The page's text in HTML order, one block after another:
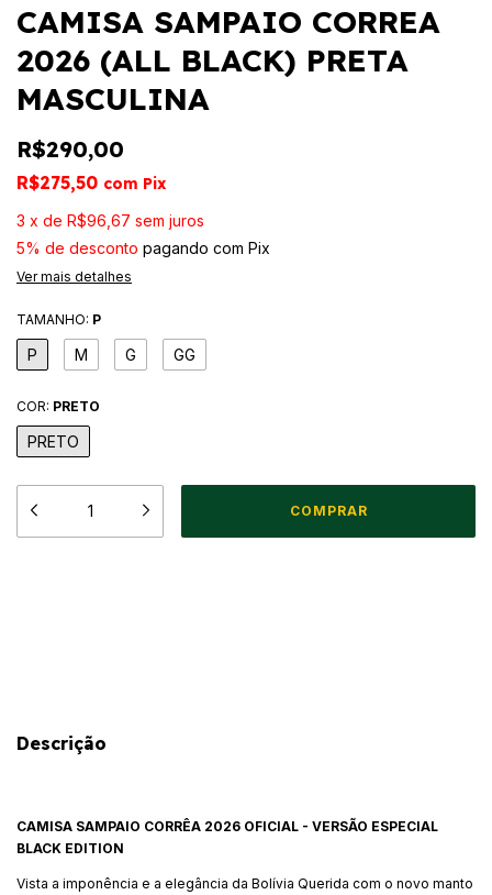
CAMISA SAMPAIO CORREA
2026 (ALL BLACK) PRETA
MASCULINA
R$290,00
R$275,50 com Pix
3 x de R$96,67 sem juros
5% de desconto pagando com Pix
Ver mais detalhes
TAMANHO: P
P M G GG
COR: PRETO
PRETO
Descrição
CAMISA SAMPAIO CORRÊA 2026 OFICIAL - VERSÃO ESPECIAL
BLACK EDITION
Vista a imponência e a elegância da Bolívia Querida com o novo manto